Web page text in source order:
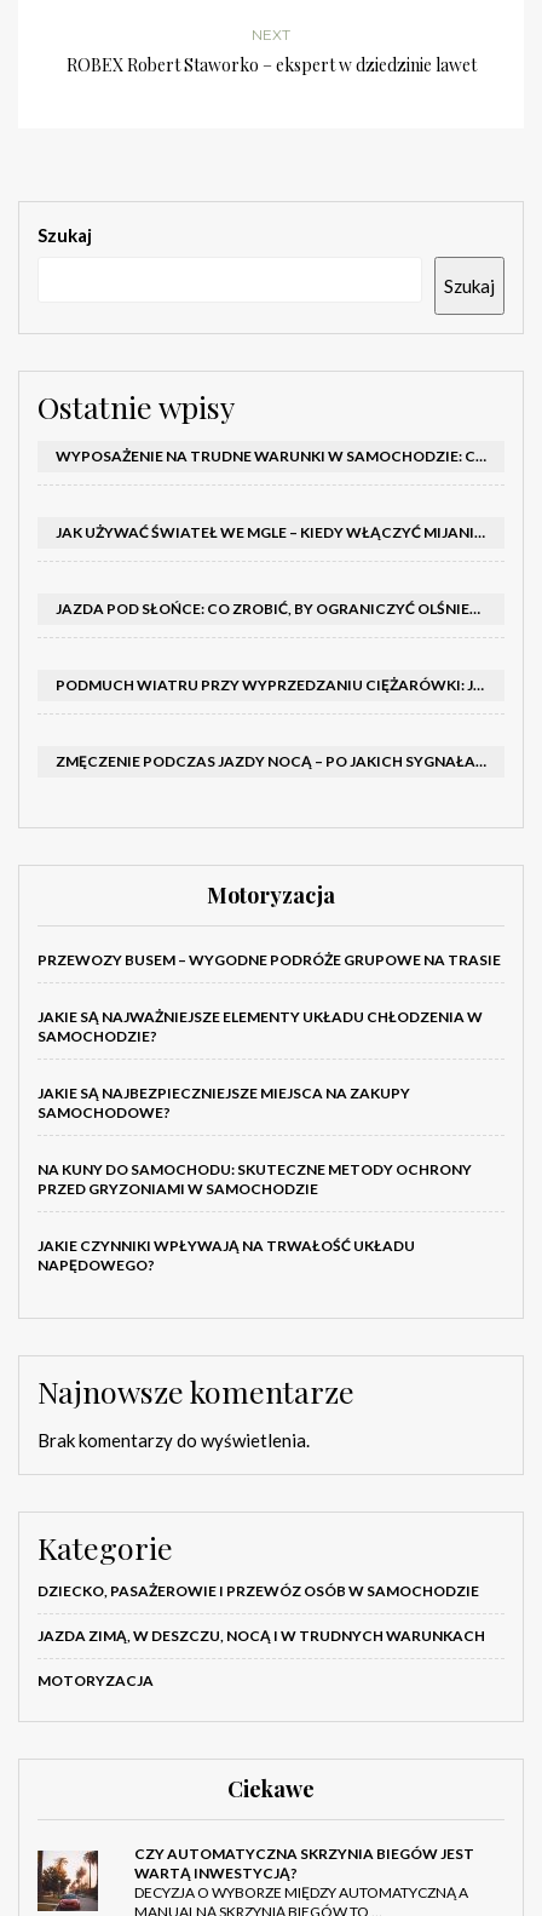
NEXT
ROBEX Robert Staworko – ekspert w dziedzinie lawet
Szukaj
Szukaj
Ostatnie wpisy
WYPOSAŻENIE NA TRUDNE WARUNKI W SAMOCHODZIE: CO MIEĆ ZIMĄ, W TRASIE I NA WYPADEK AWARII
JAK UŻYWAĆ ŚWIATEŁ WE MGLE – KIEDY WŁĄCZYĆ MIJANIA I PRZECIWMGIELNE ORAZ CZEGO NIE ROBIĆ
JAZDA POD SŁOŃCE: CO ZROBIĆ, BY OGRANICZYĆ OLŚNIENIE I POPRAWIĆ WIDOCZNOŚĆ
PODMUCH WIATRU PRZY WYPRZEDZANIU CIĘŻARÓWKI: JAK UTRZYMAĆ TOR JAZDY I OPANOWAĆ AUTO
ZMĘCZENIE PODCZAS JAZDY NOCĄ – PO JAKICH SYGNAŁACH ROZPOZNAĆ SENNOŚĆ ZA KIEROWNICĄ I KIEDY ZROBIĆ PRZERWĘ
Motoryzacja
PRZEWOZY BUSEM – WYGODNE PODRÓŻE GRUPOWE NA TRASIE
JAKIE SĄ NAJWAŻNIEJSZE ELEMENTY UKŁADU CHŁODZENIA W
SAMOCHODZIE?
JAKIE SĄ NAJBEZPIECZNIEJSZE MIEJSCA NA ZAKUPY
SAMOCHODOWE?
NA KUNY DO SAMOCHODU: SKUTECZNE METODY OCHRONY
PRZED GRYZONIAMI W SAMOCHODZIE
JAKIE CZYNNIKI WPŁYWAJĄ NA TRWAŁOŚĆ UKŁADU
NAPĘDOWEGO?
Najnowsze komentarze
Brak komentarzy do wyświetlenia.
Kategorie
DZIECKO, PASAŻEROWIE I PRZEWÓZ OSÓB W SAMOCHODZIE
JAZDA ZIMĄ, W DESZCZU, NOCĄ I W TRUDNYCH WARUNKACH
MOTORYZACJA
Ciekawe
CZY AUTOMATYCZNA SKRZYNIA BIEGÓW JEST
WARTĄ INWESTYCJĄ?
DECYZJA O WYBORZE MIĘDZY AUTOMATYCZNĄ A
MANUALNĄ SKRZYNIĄ BIEGÓW TO …